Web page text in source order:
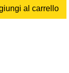
al carrello